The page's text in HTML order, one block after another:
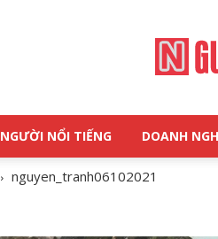
NGƯỜI NỔI TIẾNG DOANH
nguyen_tranh06102021